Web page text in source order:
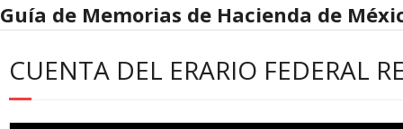
Guía de Memorias de Hacienda de
CUENTA DEL ERARIO FEDERAL